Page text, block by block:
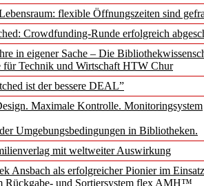
flexible Öffnungszeiten sind
Crowdfunding-Runde erfolgreich
in eigener Sache – Die
für Technik und Wirtschaft HTW Chur
ist der bessere DEAL”
Maximale Kontrolle. Monitoringsystem
Umgebungsbedingungen in Bibliotheken.
mit weltweiter Auswirkung
Ansbach als erfolgreicher Pionier im
Rückgabe- und Sortiersystem flex AMH™
05/2026(Juni/Juli
fordert mehr
wollen besseren